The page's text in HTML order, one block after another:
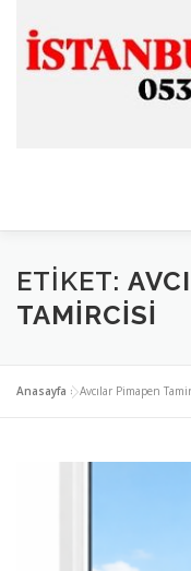
ANASAYFA
ETIKET:
TAMIRCISI
Anasayfa »Avcılar Pimapen